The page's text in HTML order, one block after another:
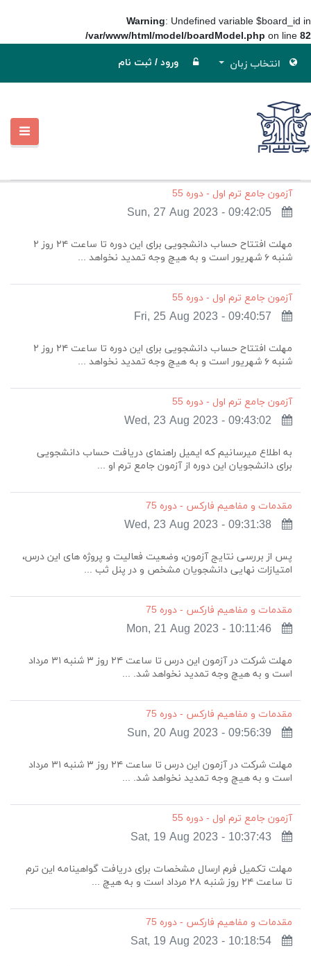
Warning: Undefined variable $board_id in
/var/www/html/model/boardModel.php on line 82
انتخاب زبان ورود / ثبت نام
آزمون جامع ترم اول - دوره 55
Sun, 27 Aug 2023 - 09:42:05
مهلت افتتاح حساب دانشجویی برای این دوره تا ساعت ۲۴ روز ۲
شنبه ۶ شهریور است و به هیچ وجه تمدید نخواهد ...
آزمون جامع ترم اول - دوره 55
مهلت افتتاح حساب دانشجویی برای این دوره تا ساعت ۲۴ روز ۲
شنبه ۶ شهریور است و به هیچ وجه تمدید نخواهد ...
آزمون جامع ترم اول - دوره 55
به اطلاع میرسانیم که ایمیل راهنمای دریافت حساب دانشجویی
برای دانشجویان این دوره از آزمون جامع ترم او ...
مقدمات و مفاهیم فارکس - دوره 75
Wed, 23 Aug 2023 - 09:31:38
پس از بررسی نتایج آزمون، وضعیت فعالیت و پروژه های این درس،
امتیازات نهایی دانشجویان مشخص و در پنل ثب ...
مقدمات و مفاهیم فارکس - دوره 75
مهلت شرکت در آزمون این درس تا ساعت ۲۴ روز ۳ شنبه ۳۱ مرداد
است و به هیچ وجه تمدید نخواهد شد. ...
مقدمات و مفاهیم فارکس - دوره 75
مهلت شرکت در آزمون این درس تا ساعت ۲۴ روز ۳ شنبه ۳۱ مرداد
است و به هیچ وجه تمدید نخواهد شد. ...
آزمون جامع ترم اول - دوره 55
مهلت تکمیل فرم ارسال مشخصات برای دریافت گواهینامه این ترم
تا ساعت ۲۴ روز شنبه ۲۸ مرداد است و به هیچ ...
مقدمات و مفاهیم فارکس - دوره 75
Sat, 19 Aug 2023 - 10:18:54